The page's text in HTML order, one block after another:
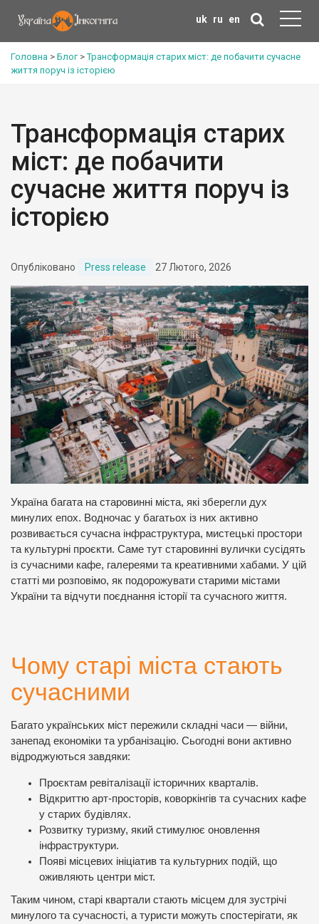
uk ru en
Головна > Блог>Трансформація старих міст: де побачити сучасне
життя поруч із історією
Трансформація старих
міст: де побачити
сучасне життя поруч із
історією
Опубліковано Press release 27 Лютого, 2026
Україна багата на старовинні міста, які зберегли дух
минулих епох. Водночас у багатьох із них активно
розвивається сучасна інфраструктура, мистецькі простори
та культурні проєкти. Саме тут старовинні вулички сусідять
із сучасними кафе, галереями та креативними хабами. У цій
статті ми розповімо, як подорожувати старими містами
України та відчути поєднання історії та сучасного життя.
Чому старі міста стають
сучасними
Багато українських міст пережили складні часи — війни,
занепад економіки та урбанізацію. Сьогодні вони активно
відроджуються завдяки:
Проєктам ревіталізації історичних кварталів.
Відкриттю арт-просторів, коворкінгів та сучасних кафе
у старих будівлях.
Розвитку туризму, який стимулює оновлення
інфраструктури.
Появі місцевих ініціатив та культурних подій, що
оживляють центри міст.
Таким чином, старі квартали стають місцем для зустрічі
минулого та сучасності, а туристи можуть спостерігати, як